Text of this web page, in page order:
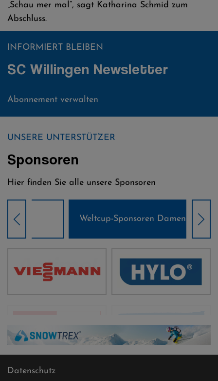
„Schau mer mal“, sagt Katharina Schmid zum
Abschluss.
INFORMIERT BLEIBEN
SC Willingen Newsletter
Abonnement verwalten
UNSERE UNTERSTÜTZER
Sponsoren
Hier finden Sie alle unsere Sponsoren
Weltcup-Sponsoren Damen